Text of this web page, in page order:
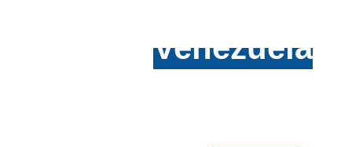
Venezuela